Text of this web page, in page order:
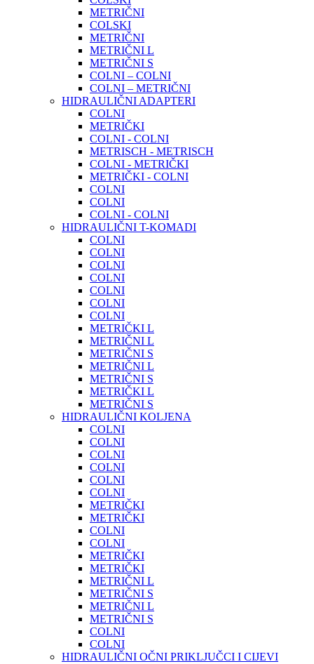
METRIČNI
COLSKI
METRIČNI
METRIČNI L
METRIČNI S
COLNI – COLNI
COLNI – METRIČNI
HIDRAULIČNI ADAPTERI
COLNI
METRIČKI
COLNI - COLNI
METRISCH - METRISCH
COLNI - METRIČKI
METRIČKI - COLNI
COLNI
COLNI
COLNI - COLNI
HIDRAULIČNI T-KOMADI
COLNI
COLNI
COLNI
COLNI
COLNI
COLNI
COLNI
METRIČKI L
METRIČNI L
METRIČNI S
METRIČNI L
METRIČNI S
METRIČKI L
METRIČNI S
HIDRAULIČNI KOLJENA
COLNI
COLNI
COLNI
COLNI
COLNI
COLNI
METRIČKI
METRIČKI
COLNI
COLNI
METRIČKI
METRIČKI
METRIČNI L
METRIČNI S
METRIČNI L
METRIČNI S
COLNI
COLNI
HIDRAULIČNI OČNI PRIKLJUČCI I CIJEVI